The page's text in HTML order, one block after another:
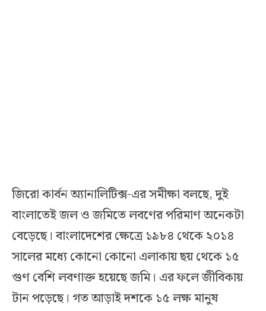
জিরো কার্বন অ্যানালিটিক্স-এর সমীক্ষা বলছে, দুই
বাংলাতেই জল ও জমিতে লবণের পরিমাণ অনেকটা
বেড়েছে। বাংলাদেশের ক্ষেত্রে ১৯৮৪ থেকে ২০১৪
সালের মধ্যে কোনো কোনো এলাকায় ছয় থেকে ১৫
গুণ বেশি লবণাক্ত হয়েছে জমি। এর ফলে জীবিকায়
টান পড়েছে। গত আড়াই দশকে ১৫ লক্ষ মানুষ